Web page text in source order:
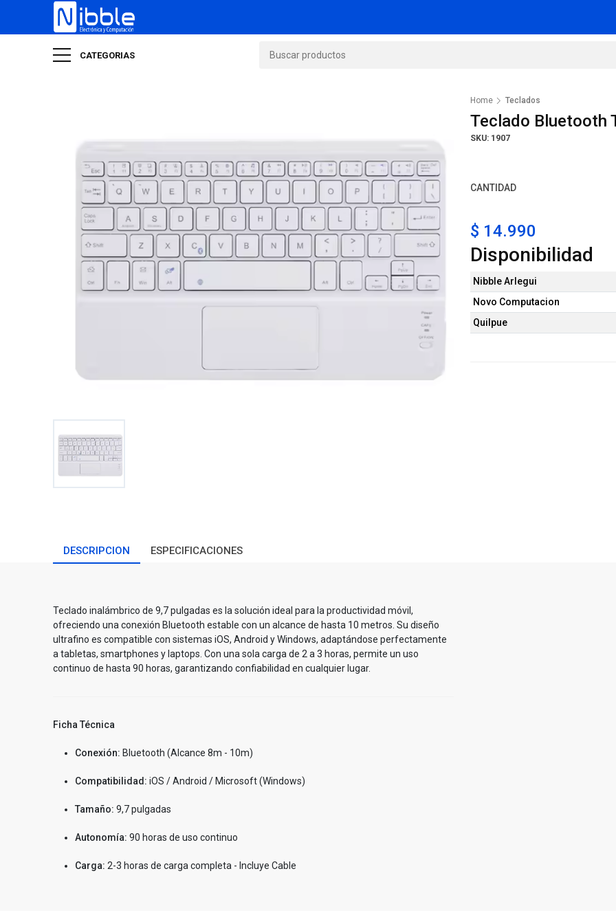
CATEGORIAS
Home Teclados
Teclado Bluetooth
SKU: 1907
CANTIDAD
$ 14.990
Disponibilidad
Nibble Arlegui
Novo Computacion
Quilpue
DESCRIPCION ESPECIFICACIONES
Teclado inalámbrico de 9,7 pulgadas es la solución ideal para la productividad móvil,
ofreciendo una conexión Bluetooth estable con un alcance de hasta 10 metros. Su diseño
ultrafino es compatible con sistemas iOS, Android y Windows, adaptándose perfectamente
a tabletas, smartphones y laptops. Con una sola carga de 2 a 3 horas, permite un uso
continuo de hasta 90 horas, garantizando confiabilidad en cualquier lugar.
Ficha Técnica
Conexión: Bluetooth (Alcance 8m - 10m)
Compatibilidad: iOS / Android / Microsoft (Windows)
Tamaño: 9,7 pulgadas
Autonomía: 90 horas de uso continuo
Carga: 2-3 horas de carga completa - Incluye Cable